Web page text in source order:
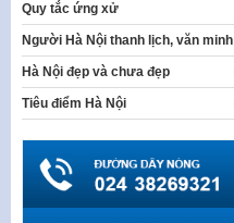
Quy tắc ứng xử
Người Hà Nội thanh lịch, văn minh
Hà Nội đẹp và chưa đẹp
Tiêu điểm Hà Nội